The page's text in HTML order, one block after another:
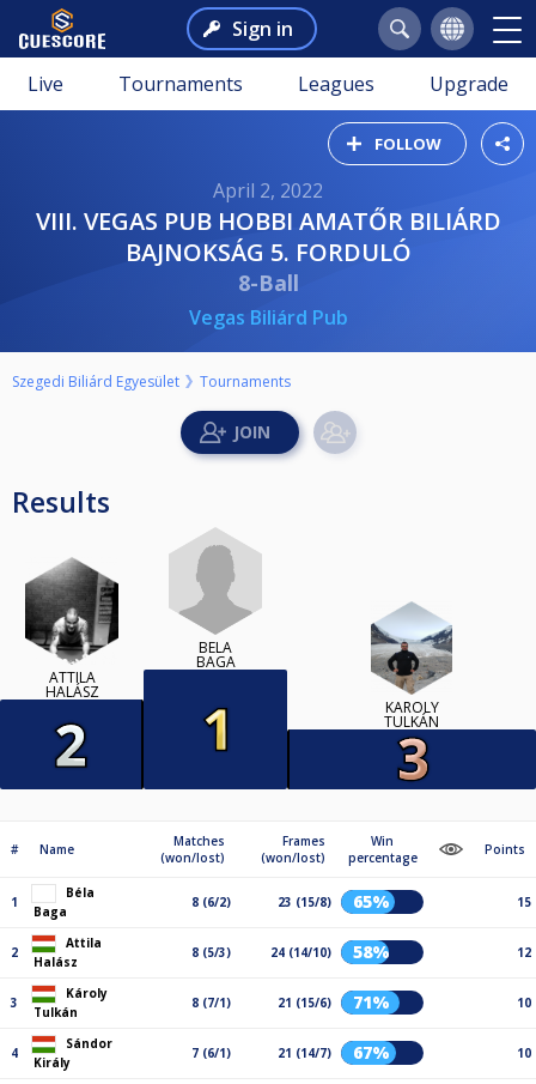
Sign in
Live Tournaments Leagues Upgrade
FOLLOW
April 2, 2022
VIII. VEGAS PUB HOBBI AMATŐR BILIÁRD
BAJNOKSÁG 5. FORDULÓ
8-Ball
Vegas Biliárd Pub
Szegedi Biliárd Egyesület Tournaments
Results
ATTILA
HALÁSZ
BÉLA
BAGA
KÁROLY
TULKÁN
# Name
Matches
(won/lost)
Frames
(won/lost)
Win
percentage
Points
1
Béla
Baga
8 (6/2) 23 (15/8) 65% 15
2
Attila
Halász
8 (5/3) 24 (14/10) 58% 12
3
Károly
Tulkán
8 (7/1) 21 (15/6) 71% 10
4
Sándor
Király
7 (6/1) 21 (14/7) 67% 10